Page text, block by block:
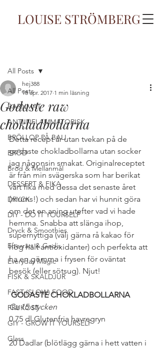
LOUISE STRÖMBERG
All Posts
BARNMAT
ANTIINFLAMMATORISK
BRÖLLOP PÅ BALI
BRÖD
Bröd & Mellanmål
DESSERT & FIKA
DRYCK
DIY - DO IT YOURSELF
Dryck & Smoothies
Efterrätt & Godis
Everyday Magic
FISK & SKALDJUR
FAST (SLOW) FOOD
FRUKOST
GIY - GROW IT YOURSELF
Glass
All Posts
Godaste raw
chokladbollarna
hej388
18 apr. 2017 1 min läsning
Detta recept är utan tvekan på de
godaste chokladbollarna utan socker
jag någonsin smakat. Originalreceptet
är från min svägerska som har berikat
vårt fika med dessa det senaste året
(mums!) och sedan har vi hunnit göra
om det en aning utefter vad vi hade
hemma. Snabba att slänga ihop,
supernyttiga (välj gärna rå kakao för
hög halt antioxidanter) och perfekta att
ha en gömma i frysen för oväntat
besök (eller sötsug). Njut!
GODASTE CHOKLADBOLLARNA
Ca 15 stycken
0,75 dl Glutenfria havregryn
20 Dadlar (blötlägg gärna i hett vatten i